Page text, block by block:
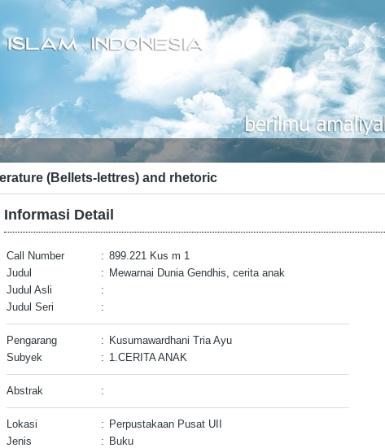
(Bellets-lettres) and rhetoric
Informasi Detail
Call Number : 899.221 Kus m 1
Judul
: Mewarnai Dunia Gendhis, cerita anak
Judul Asli
:
Judul Seri
:
Pengarang : Kusumawardhani Tria Ayu
Subyek
: 1.CERITA ANAK
Abstrak :
Lokasi : Perpustakaan Pusat UII
Jenis
: Buku